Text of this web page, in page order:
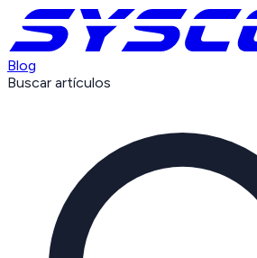
Blog
Buscar artículos